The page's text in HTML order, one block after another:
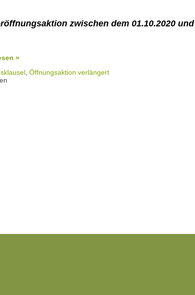
zwischen dem 01.10.2020 und
»
Öffnungsaktion verlängert